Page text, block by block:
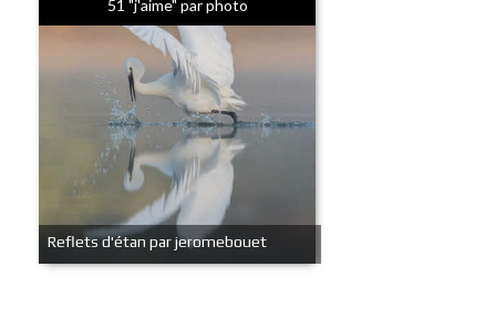
51 "j'aime" par photo
Reflets d'étan par jeromebouet